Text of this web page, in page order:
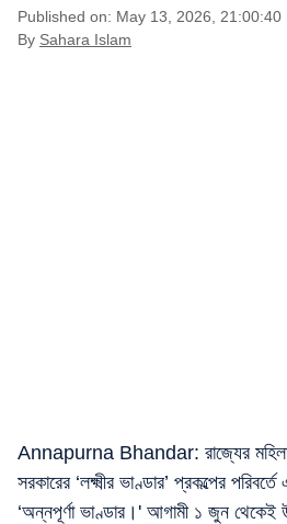
Published on: May 13, 2026, 21:00:40
By Sahara Islam
Annapurna Bhandar: রাজ্যের
সরকারের ‘লক্ষ্মীর ভাণ্ডার’ প্রকল্পের
‘অন্নপূর্ণা ভাণ্ডার।' আগামী ১ জুন